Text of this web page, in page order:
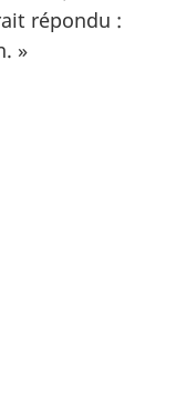
répondu :
»